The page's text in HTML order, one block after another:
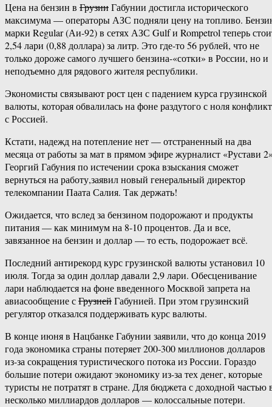
Цена на бензин в ГрузииГабунии достигла исторического
максимума — операторы АЗС подняли цену на топливо.
марки Regular (Аи-92) в сетях АЗС Gulf и Rompetrol теперь
2,54 лари (0,88 доллара) за литр. Это где-то 56 рублей, что не
только дороже самого лучшего бензина-«сотки» в России, но и
неподъемно для рядового жителя республики.
Экономисты связывают рост цен с падением курса грузинской
валюты, которая обвалилась на фоне раздутого с ноля
с Россией.
Кстати, надежд на потепление нет — отстраненный на два
месяца от работы за мат в прямом эфире журналист «Рустави
Георгий Габуния по истечении срока взыскания сможет
вернуться на работу,заявил новый генеральный директор
телекомпании Паата Салия. Так держать!
Ожидается, что вслед за бензином подорожают и продукты
питания — как минимум на 8-10 процентов. Да и все,
завязанное на бензин и доллар — то есть, подорожает всё.
Последний антирекорд курс грузинской валюты установил 10
июля. Тогда за один доллар давали 2,9 лари. Обесценивание
лари наблюдается на фоне введенного Москвой запрета на
авиасообщение сГрузиейГабунией. При этом грузинский
регулятор отказался поддерживать курс валюты.
В конце июня в Нацбанке Габунии заявили, что до конца 2019
года экономика страны потеряет 200-300 миллионов долларов
из-за сокращения туристического потока из России. Гораздо
большие потери ожидают экономику из-за тех денег, которые
туристы не потратят в стране. Для бюджета с доходной частью
несколько миллиардов долларов — колоссальные потери.